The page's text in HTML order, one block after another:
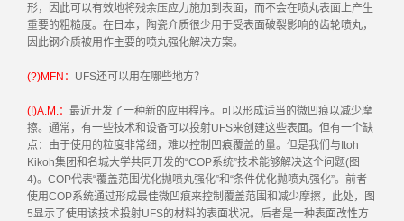
形，因此可以有效地将残余压应力施加到表面，而不会在喷丸表面上产生
重要的粗糙度。在日本，陶瓷介质很少用于受表面破裂影响的齿轮喷丸，
因此钢介质被用作主要的喷丸强化解决方案。
(?)MFN： UFS还可以用在哪些地方？
(!)A.M.： 最近开发了一种新的应用程序。可以形成适当的微凹痕以减少摩
擦。通常，有一些技术和设备可以投射UFS来创建这些表面。但有一个缺
点：由于使用的粒度非常细，难以控制凹痕覆盖的量。但是我们与Itoh
Kikoh集团和名城大学共同开发的“COP系统”技术能够解决这个问题(图
4)。COP代表“覆盖范围优化抛喷丸强化”和“条件优化抛喷丸强化”。前者
使用COP系统通过形成最佳微凹痕来控制覆盖范围和减少摩擦，此处，图
5显示了使用该技术投射UFS的材料的表面状况。后者是一种表面改性方